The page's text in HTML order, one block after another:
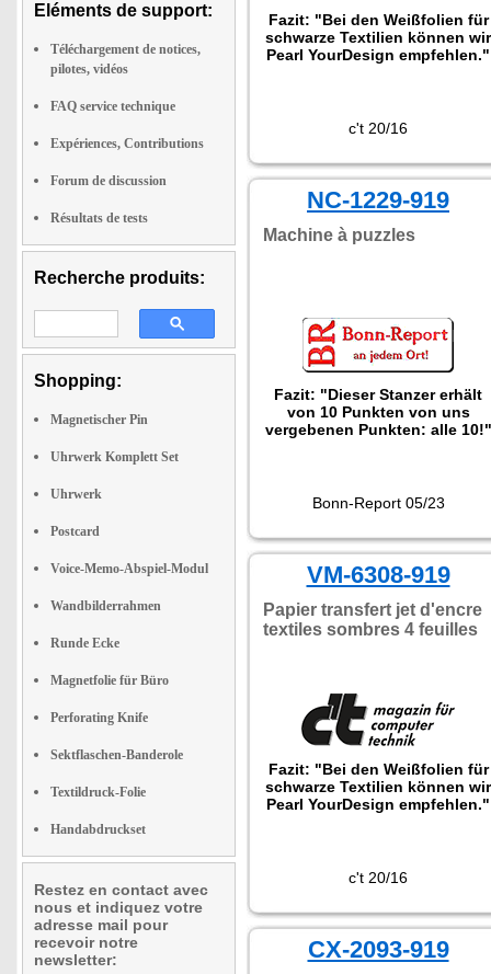
Eléments de support:
Téléchargement de notices,
pilotes, vidéos
FAQ service technique
Expériences, Contributions
Forum de discussion
Résultats de tests
Recherche produits:
Shopping:
Magnetischer Pin
Uhrwerk Komplett Set
Uhrwerk
Postcard
Voice-Memo-Abspiel-Modul
Wandbilderrahmen
Runde Ecke
Magnetfolie für Büro
Perforating Knife
Sektflaschen-Banderole
Textildruck-Folie
Handabdruckset
Restez en contact avec
nous et indiquez votre
adresse mail pour
recevoir notre
newsletter:
Fazit: "Bei den Weißfolien für
schwarze Textilien können wir
Pearl YourDesign empfehlen."
c't 20/16
NC-1229-919
Machine à puzzles
Fazit: "Dieser Stanzer erhält
von 10 Punkten von uns
vergebenen Punkten: alle 10!"
Bonn-Report 05/23
VM-6308-919
Papier transfert jet d'encre
textiles sombres 4 feuilles
Fazit: "Bei den Weißfolien für
schwarze Textilien können wir
Pearl YourDesign empfehlen."
c't 20/16
CX-2093-919